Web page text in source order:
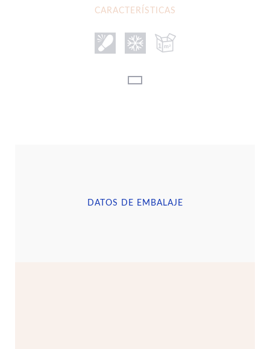
CARACTERÍSTICAS
DATOS DE EMBALAJE